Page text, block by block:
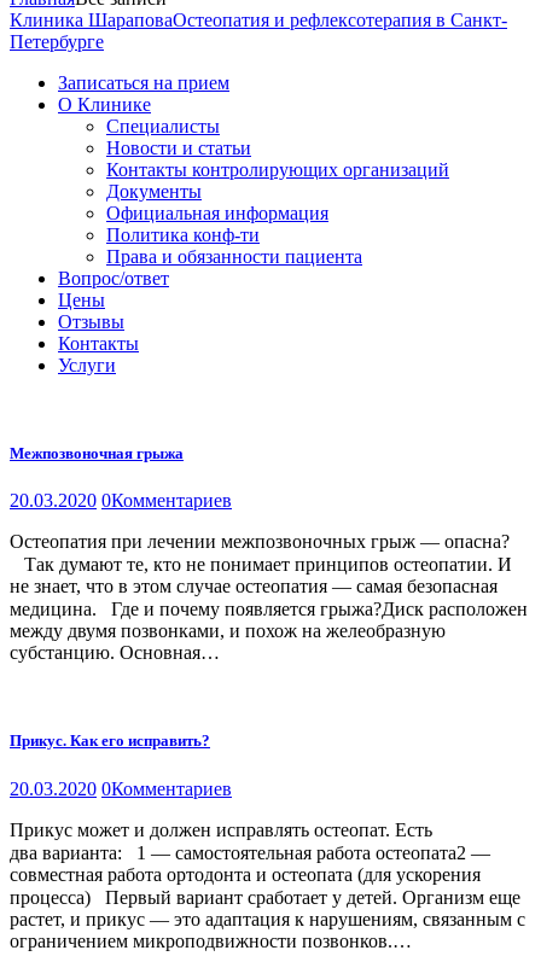
Клиника ШараповаОстеопатия и рефлексотерапия в Санкт-
Петербурге
Записаться на прием
О Клинике
Специалисты
Новости и статьи
Контакты контролирующих организаций
Документы
Официальная информация
Политика конф-ти
Права и обязанности пациента
Вопрос/ответ
Цены
Отзывы
Контакты
Услуги
Межпозвоночная грыжа
20.03.2020 0Комментариев
Остеопатия при лечении межпозвоночных грыж — опасна?
⠀Так думают те, кто не понимает принципов остеопатии. И
не знает, что в этом случае остеопатия — самая безопасная
медицина.⠀Где и почему появляется грыжа?Диск расположен
между двумя позвонками, и похож на желеобразную
субстанцию. Основная…
Прикус. Как его исправить?
20.03.2020 0Комментариев
Прикус может и должен исправлять остеопат. Есть
два варианта:⠀1 — самостоятельная работа остеопата2 —
совместная работа ортодонта и остеопата (для ускорения
процесса)⠀Первый вариант сработает у детей. Организм еще
растет, и прикус — это адаптация к нарушениям, связанным с
ограничением микроподвижности позвонков.…